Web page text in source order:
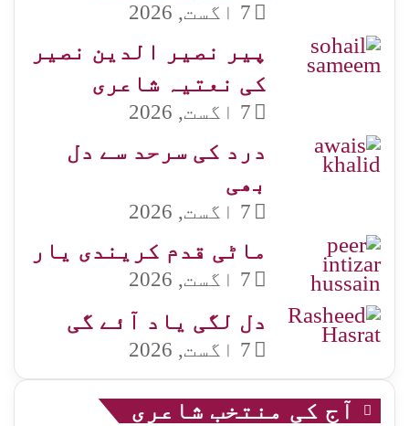
7 اگست, 2026
پیر نصیر الدین نصیر
کی نعتیہ شاعری
7 اگست, 2026
درد کی سرحد سے دل
بھی
7 اگست, 2026
ماٹی قدم کریندی یار
7 اگست, 2026
دل لگی یاد آئے گی
7 اگست, 2026
آج کی منتخب شاعری